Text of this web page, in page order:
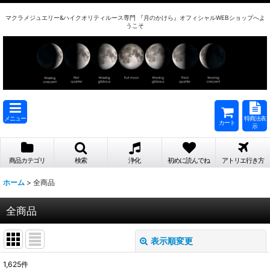
マクラメジュエリー&ハイクオリティルース専門 『月のかけら』オフィシャルWEBショップへよ
うこそ
メニュー
カート
特商法表
示
商品カテゴリ 検索 浄化 初めに読んでね アトリエ行き方
ホーム > 全商品
全商品
表示順変更
1,625件